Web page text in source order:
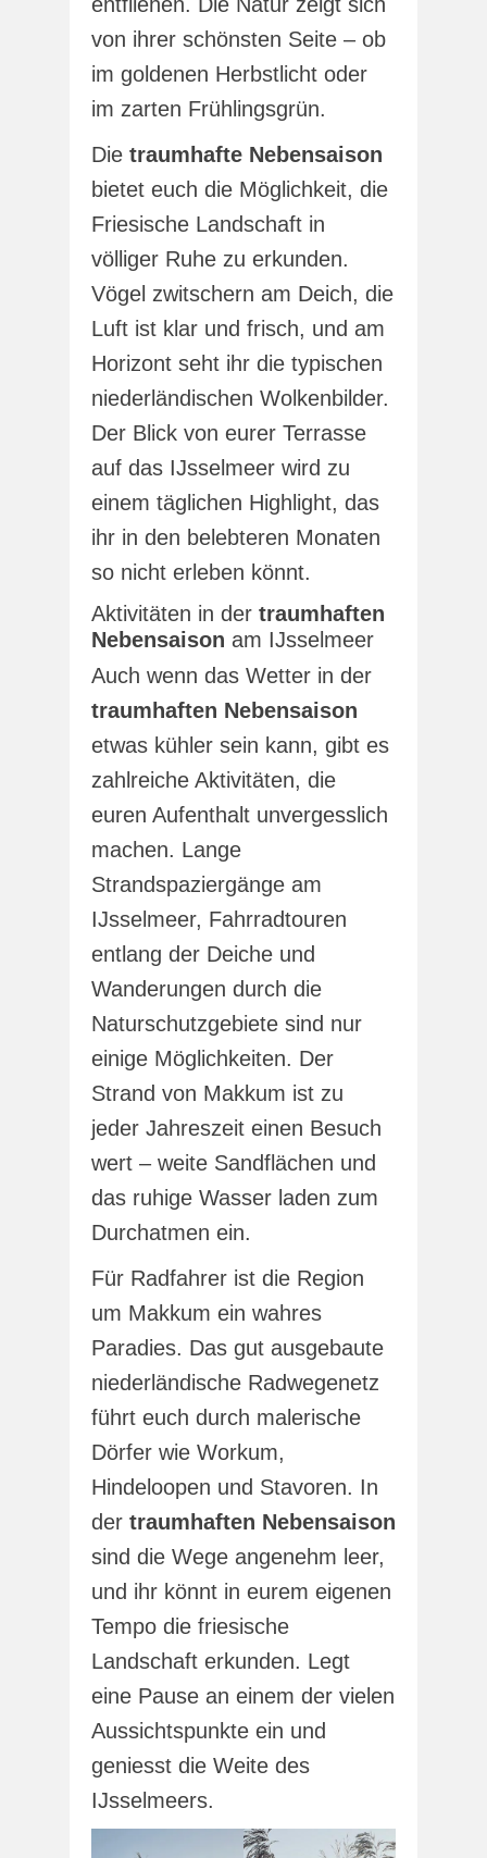
von ihrer schönsten Seite – ob
im goldenen Herbstlicht oder
im zarten Frühlingsgrün.
Die traumhafte Nebensaison
bietet euch die Möglichkeit, die
Friesische Landschaft in
völliger Ruhe zu erkunden.
Vögel zwitschern am Deich, die
Luft ist klar und frisch, und am
Horizont seht ihr die typischen
niederländischen Wolkenbilder.
Der Blick von eurer Terrasse
auf das IJsselmeer wird zu
einem täglichen Highlight, das
ihr in den belebteren Monaten
so nicht erleben könnt.
Aktivitäten in der traumhaften
Nebensaison am IJsselmeer
Auch wenn das Wetter in der
traumhaften Nebensaison
etwas kühler sein kann, gibt es
zahlreiche Aktivitäten, die
euren Aufenthalt unvergesslich
machen. Lange
Strandspaziergänge am
IJsselmeer, Fahrradtouren
entlang der Deiche und
Wanderungen durch die
Naturschutzgebiete sind nur
einige Möglichkeiten. Der
Strand von Makkum ist zu
jeder Jahreszeit einen Besuch
wert – weite Sandflächen und
das ruhige Wasser laden zum
Durchatmen ein.
Für Radfahrer ist die Region
um Makkum ein wahres
Paradies. Das gut ausgebaute
niederländische Radwegenetz
führt euch durch malerische
Dörfer wie Workum,
Hindeloopen und Stavoren. In
der traumhaften Nebensaison
sind die Wege angenehm leer,
und ihr könnt in eurem eigenen
Tempo die friesische
Landschaft erkunden. Legt
eine Pause an einem der vielen
Aussichtspunkte ein und
geniesst die Weite des
IJsselmeers.